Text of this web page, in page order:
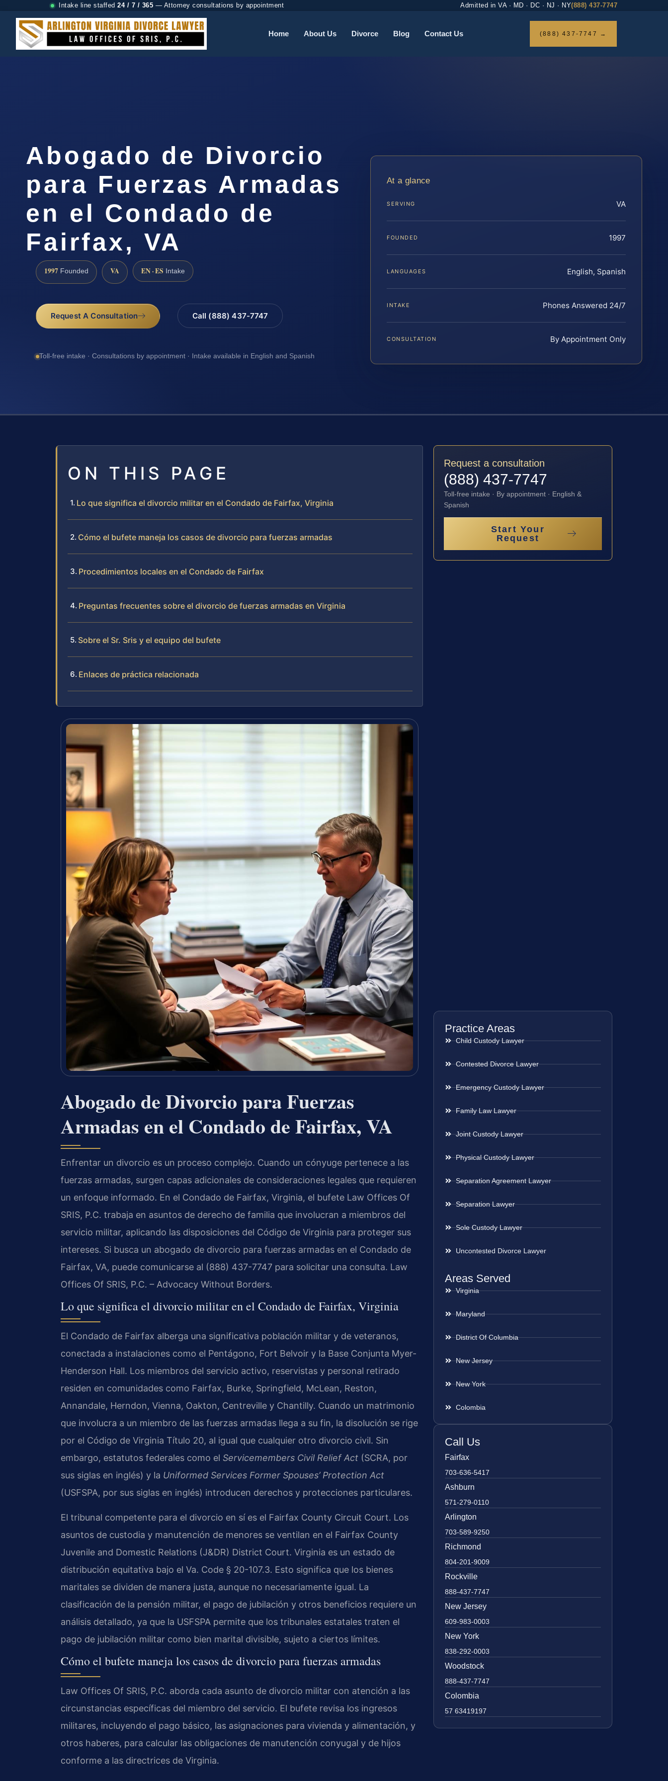
Intake line staffed 24 / 7 / 365 — Attorney consultations by appointment Admitted in VA · MD · DC · NJ · NY(888) 437-7747
Home About Us Divorce Blog Contact Us (888) 437-7747 →
Abogado de Divorcio
para Fuerzas Armadas
en el Condado de
Fairfax, VA
1997 Founded VA EN · ES Intake
Request A Consultation Call (888) 437-7747
Toll-free intake · Consultations by appointment · Intake available in English and Spanish
At a glance
SERVING VA
FOUNDED 1997
LANGUAGES English, Spanish
INTAKE Phones Answered 24/7
CONSULTATION By Appointment Only
ON THIS PAGE
Lo que significa el divorcio militar en el Condado de Fairfax, Virginia
Cómo el bufete maneja los casos de divorcio para fuerzas armadas
Procedimientos locales en el Condado de Fairfax
Preguntas frecuentes sobre el divorcio de fuerzas armadas en Virginia
Sobre el Sr. Sris y el equipo del bufete
Enlaces de práctica relacionada
Abogado de Divorcio para Fuerzas
Armadas en el Condado de Fairfax, VA
Enfrentar un divorcio es un proceso complejo. Cuando un cónyuge pertenece a las
fuerzas armadas, surgen capas adicionales de consideraciones legales que requieren
un enfoque informado. En el Condado de Fairfax, Virginia, el bufete Law Offices Of
SRIS, P.C. trabaja en asuntos de derecho de familia que involucran a miembros del
servicio militar, aplicando las disposiciones del Código de Virginia para proteger sus
intereses. Si busca un abogado de divorcio para fuerzas armadas en el Condado de
Fairfax, VA, puede comunicarse al (888) 437-7747 para solicitar una consulta. Law
Offices Of SRIS, P.C. – Advocacy Without Borders.
Lo que significa el divorcio militar en el Condado de Fairfax, Virginia
El Condado de Fairfax alberga una significativa población militar y de veteranos,
conectada a instalaciones como el Pentágono, Fort Belvoir y la Base Conjunta Myer-
Henderson Hall. Los miembros del servicio activo, reservistas y personal retirado
residen en comunidades como Fairfax, Burke, Springfield, McLean, Reston,
Annandale, Herndon, Vienna, Oakton, Centreville y Chantilly. Cuando un matrimonio
que involucra a un miembro de las fuerzas armadas llega a su fin, la disolución se rige
por el Código de Virginia Título 20, al igual que cualquier otro divorcio civil. Sin
embargo, estatutos federales como el Servicemembers Civil Relief Act (SCRA, por
sus siglas en inglés) y la Uniformed Services Former Spouses’ Protection Act
(USFSPA, por sus siglas en inglés) introducen derechos y protecciones particulares.
El tribunal competente para el divorcio en sí es el Fairfax County Circuit Court. Los
asuntos de custodia y manutención de menores se ventilan en el Fairfax County
Juvenile and Domestic Relations (J&DR) District Court. Virginia es un estado de
distribución equitativa bajo el Va. Code § 20-107.3. Esto significa que los bienes
maritales se dividen de manera justa, aunque no necesariamente igual. La
clasificación de la pensión militar, el pago de jubilación y otros beneficios requiere un
análisis detallado, ya que la USFSPA permite que los tribunales estatales traten el
pago de jubilación militar como bien marital divisible, sujeto a ciertos límites.
Cómo el bufete maneja los casos de divorcio para fuerzas armadas
Law Offices Of SRIS, P.C. aborda cada asunto de divorcio militar con atención a las
circunstancias específicas del miembro del servicio. El bufete revisa los ingresos
militares, incluyendo el pago básico, las asignaciones para vivienda y alimentación, y
otros haberes, para calcular las obligaciones de manutención conyugal y de hijos
conforme a las directrices de Virginia.
Request a consultation
(888) 437-7747
Toll-free intake · By appointment · English &
Spanish
Start Your
Request
Practice Areas
Child Custody Lawyer
Contested Divorce Lawyer
Emergency Custody Lawyer
Family Law Lawyer
Joint Custody Lawyer
Physical Custody Lawyer
Separation Agreement Lawyer
Separation Lawyer
Sole Custody Lawyer
Uncontested Divorce Lawyer
Areas Served
Virginia
Maryland
District Of Columbia
New Jersey
New York
Colombia
Call Us
Fairfax
703-636-5417
Ashburn
571-279-0110
Arlington
703-589-9250
Richmond
804-201-9009
Rockville
888-437-7747
New Jersey
609-983-0003
New York
838-292-0003
Woodstock
888-437-7747
Colombia
57 63419197